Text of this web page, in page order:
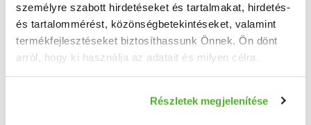
személyre szabott hirdetéseket és tartalmakat, hirdetés-
és tartalommérést, közönségbetekintéseket, valamint
termékfejlesztéseket biztosíthassunk Önnek. Ön dönt
arról, hogy ki használja az adatait és milyen célra.
Információgyűjtés az Ön földrajzi elhelyezkedéséről
Részletek megjelenítése
2